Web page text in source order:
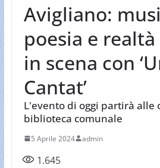
Avigliano:
poesia e
in scena con
Cantat’
L'evento di oggi partirà alle
biblioteca comunale
5 Aprile 2024 admin
1.645